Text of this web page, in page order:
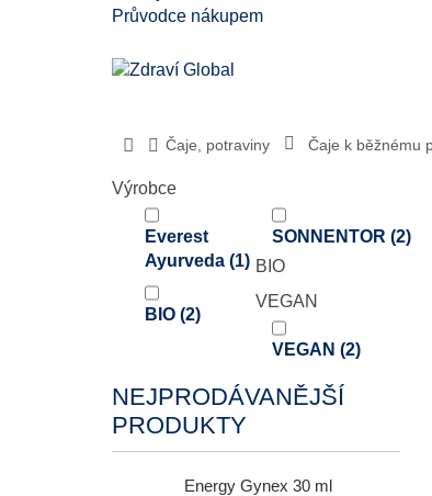
Průvodce nákupem
Čaje, potraviny Čaje k běžnému
Výrobce
Everest
Ayurveda (1)
SONNENTOR(2)
BIO
BIO (2)
VEGAN
VEGAN(2)
NEJPRODÁVANĚJŠÍ
PRODUKTY
Energy Gynex 30 ml